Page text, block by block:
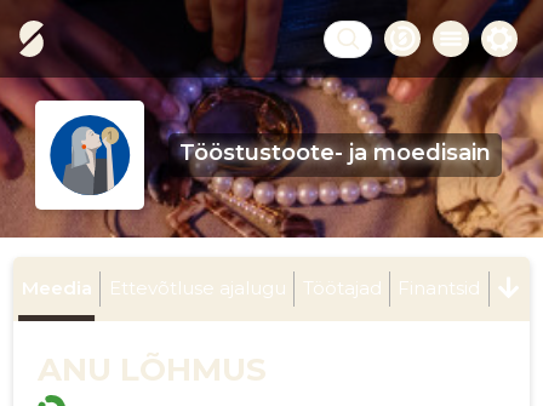
Tööstustoote- ja moedisain
Meedia Ettevõtluse ajalugu Töötajad Finantsid
ANU LÕHMUS